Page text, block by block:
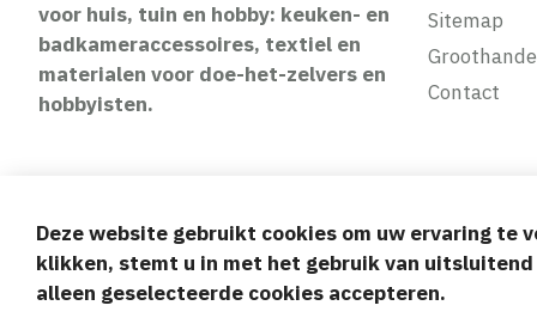
voor huis, tuin en hobby: keuken- en
badkameraccessoires, textiel en
materialen voor doe-het-zelvers en
hobbyisten.
Sitemap
Contact
Veilige en
Deze website gebruikt cookies om uw ervaring te
klikken, stemt u in met het gebruik van
alleen geselecteerde cookies accepteren.